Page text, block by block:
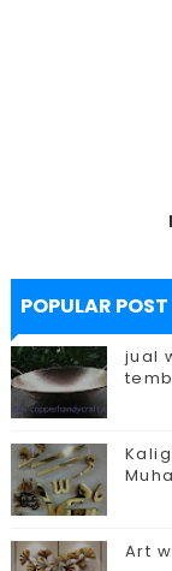
POPULAR POST
jual
Art